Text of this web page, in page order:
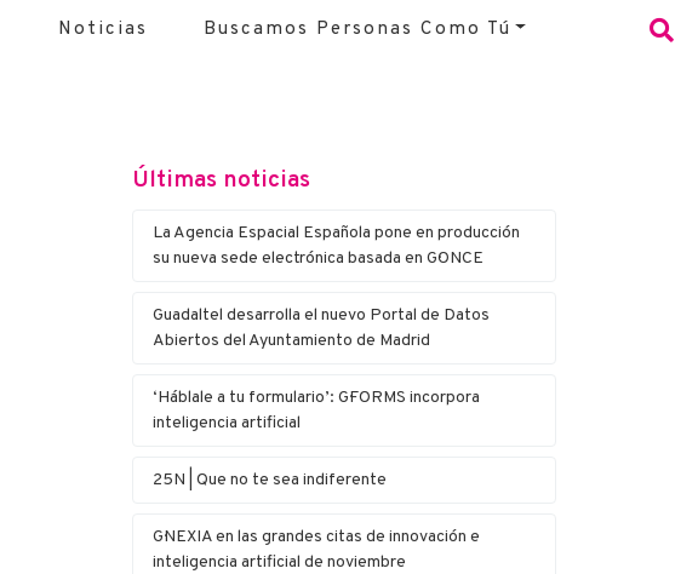
Noticias Buscamos Personas Como Tú
Últimas noticias
La Agencia Espacial Española pone en producción
su nueva sede electrónica basada en G·ONCE
Guadaltel desarrolla el nuevo Portal de Datos
Abiertos del Ayuntamiento de Madrid
‘Háblale a tu formulario’: G·FORMS incorpora
inteligencia artificial
25N | Que no te sea indiferente
G·NEXIA en las grandes citas de innovación e
inteligencia artificial de noviembre